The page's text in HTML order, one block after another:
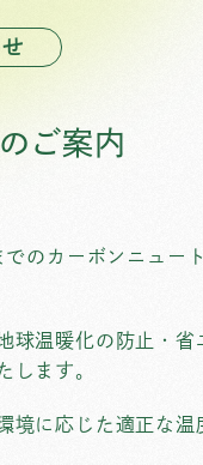
ご案内
のカーボンニュー
球温暖化の防止・
します。
境に応じた適正な